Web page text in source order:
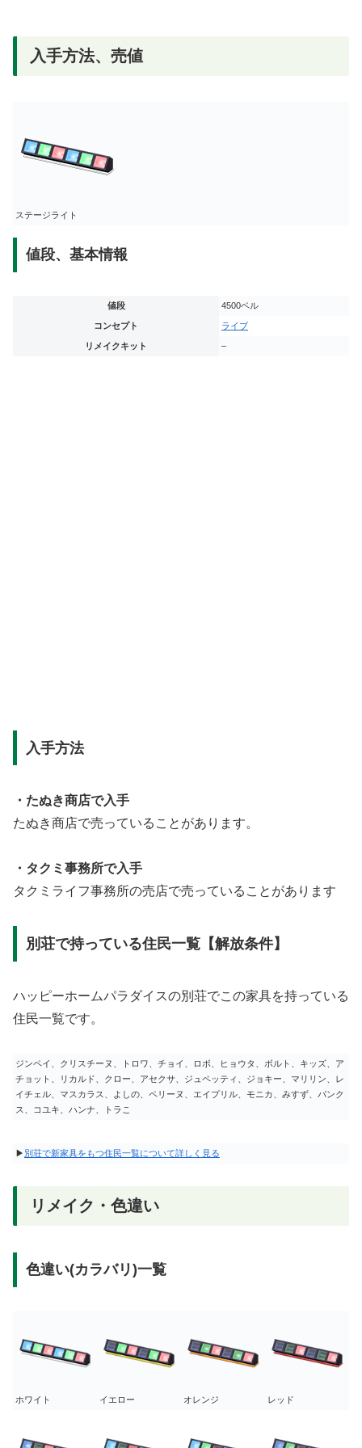
入手方法、売値
ステージライト
値段、基本情報
値段 4500ベル
コンセプト ライブ
リメイクキット –
入手方法
・たぬき商店で入手
たぬき商店で売っていることがあります。
・タクミ事務所で入手
タクミライフ事務所の売店で売っていることがあります
別荘で持っている住民一覧【解放条件】
ハッピーホームパラダイスの別荘でこの家具を持っている
住民一覧です。
ジンペイ、クリスチーヌ、トロワ、チョイ、ロボ、ヒョウタ、ボルト、キッズ、ア
チョット、リカルド、クロー、アセクサ、ジュペッティ、ジョキー、マリリン、レ
イチェル、マスカラス、よしの、ペリーヌ、エイプリル、モニカ、みすず、パンク
ス、コユキ、ハンナ、トラこ
▶ 別荘で新家具をもつ住民一覧について詳しく見る
リメイク・色違い
色違い(カラバリ)一覧
ホワイト イエロー オレンジ レッド